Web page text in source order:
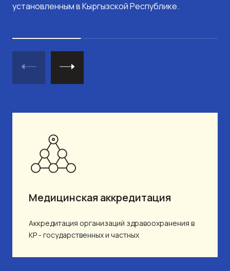
установленным в Кыргызской Республике.
Медицинская аккредитация
Аккредитация организаций здравоохранения в
КР - государственных и частных